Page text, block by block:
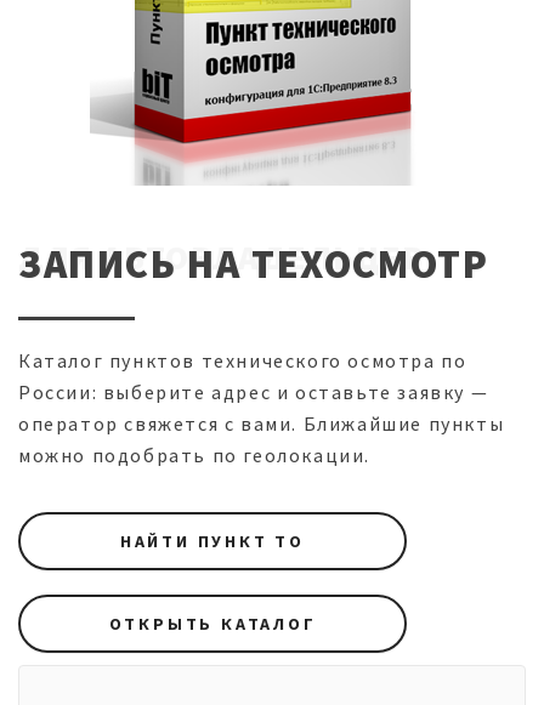
ЗАПИСЬ НА ТЕХОСМОТР
ДЛЯ АВТОВЛАДЕЛЬЦЕВ
Каталог пунктов технического осмотра по
России: выберите адрес и оставьте заявку —
оператор свяжется с вами. Ближайшие пункты
можно подобрать по геолокации.
НАЙТИ ПУНКТ ТО
ОТКРЫТЬ КАТАЛОГ